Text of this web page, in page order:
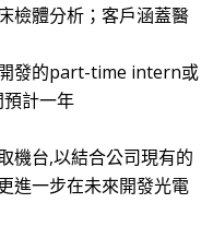
檢體分析；客戶涵蓋醫
發的part-time intern或
計一年
機台,以結合公司現有的
進一步在未來開發光電